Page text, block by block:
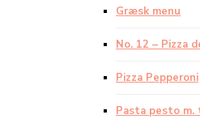
Græsk menu
No. 12 – Pizza
Pizza Pepperoni
Pasta pesto